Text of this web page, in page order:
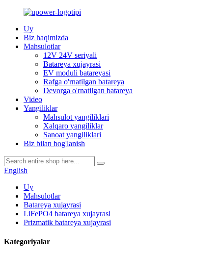
Uy
Biz haqimizda
Mahsulotlar
12V 24V seriyali
Batareya xujayrasi
EV moduli batareyasi
Rafga o'rnatilgan batareya
Devorga o'rnatilgan batareya
Video
Yangiliklar
Mahsulot yangiliklari
Xalqaro yangiliklar
Sanoat yangiliklari
Biz bilan bog'lanish
English
Uy
Mahsulotlar
Batareya xujayrasi
LiFePO4 batareya xujayrasi
Prizmatik batareya xujayrasi
Kategoriyalar